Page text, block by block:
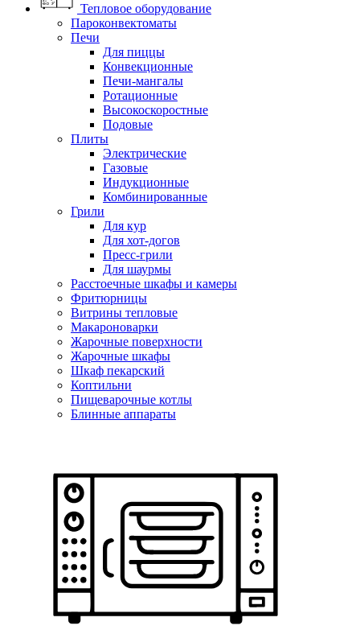
Тепловое оборудование
Пароконвектоматы
Печи
Для пиццы
Конвекционные
Печи-мангалы
Ротационные
Высокоскоростные
Подовые
Плиты
Электрические
Газовые
Индукционные
Комбинированные
Грили
Для кур
Для хот-догов
Пресс-грили
Для шаурмы
Расстоечные шкафы и камеры
Фритюрницы
Витрины тепловые
Макароноварки
Жарочные поверхности
Жарочные шкафы
Шкаф пекарский
Коптильни
Пищеварочные котлы
Блинные аппараты